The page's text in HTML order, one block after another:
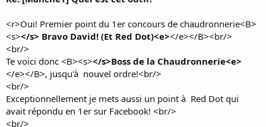
<r>Oui! Premier point du 1er concours de chaudronnerie<B>
<s></s> Bravo David! (Et Red Dot)<e></e></B><br/>
<br/>
Te voici donc <B><s></s>Boss de la Chaudronnerie<e>
</e></B>, jusqu'à nouvel ordre!<br/>
<br/>
Exceptionnellement je mets aussi un point à Red Dot qui
avait répondu en 1er sur Facebook! <br/>
<br/>